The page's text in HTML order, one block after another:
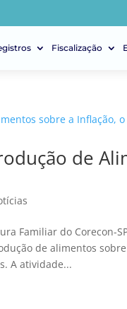
Fiscalização
de
Familiar do Corecon-
de alimentos
A atividade...